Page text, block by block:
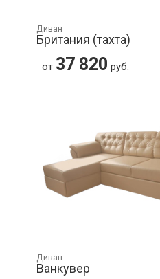
Диван
Британия (тахта)
от 37 820 руб.
Диван
Ванкувер